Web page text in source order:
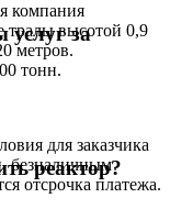
компания
тралы высотой 0,9
метров.
тонн.
услуг за
для заказчика
безналичным
отсрочка платежа.
реактор?